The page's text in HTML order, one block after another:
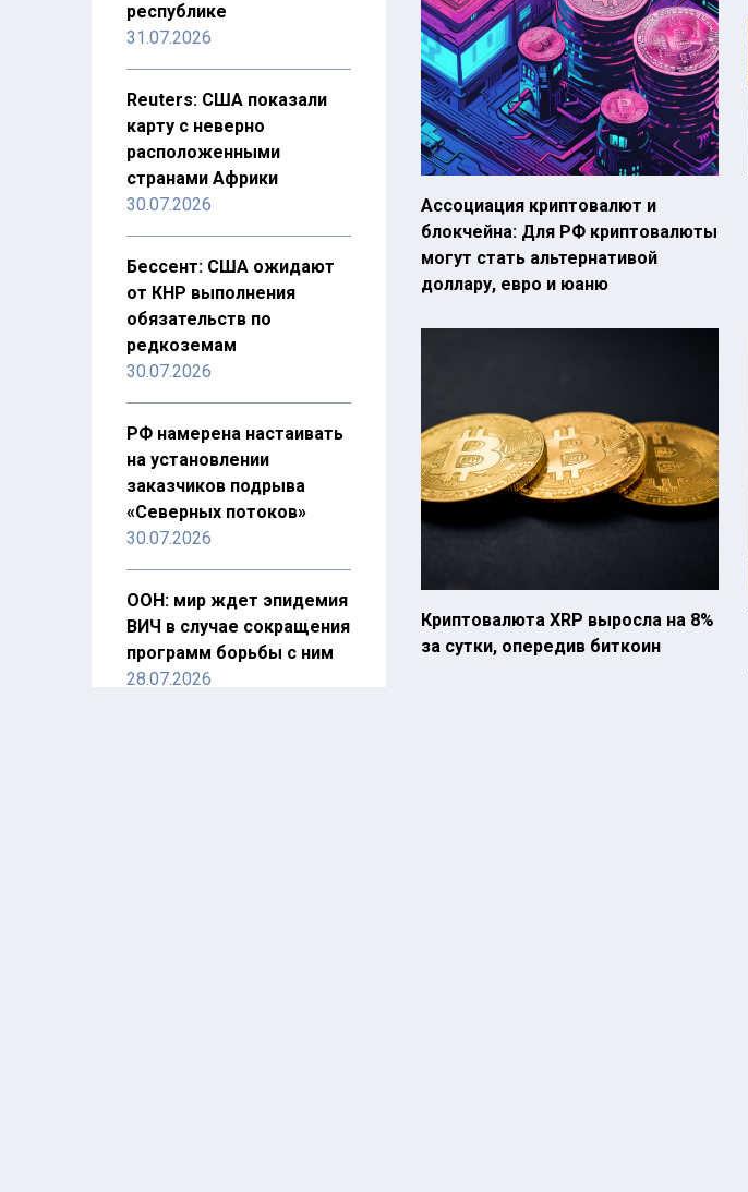
республике
31.07.2026
Reuters: США показали
карту с неверно
расположенными
странами Африки
30.07.2026
Бессент: США ожидают
от КНР выполнения
обязательств по
редкоземам
30.07.2026
РФ намерена настаивать
на установлении
заказчиков подрыва
«Северных потоков»
30.07.2026
ООН: мир ждет эпидемия
ВИЧ в случае сокращения
программ борьбы с ним
28.07.2026
Ассоциация криптовалют и
блокчейна: Для РФ криптовалюты
могут стать альтернативой
доллару, евро и юаню
Криптовалюта XRP выросла на 8%
за сутки, опередив биткоин